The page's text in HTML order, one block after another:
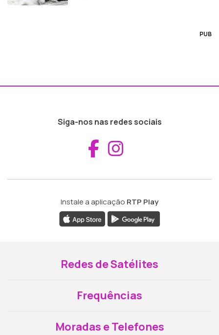
PUB
Siga-nos nas redes sociais
Aceder ao
Instale a aplicação RTP Play
Redes de Satélites
Frequências
Moradas e Telefones